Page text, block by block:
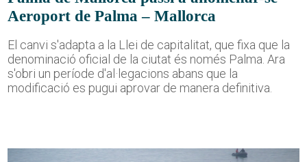
Aeroport de Palma – Mallorca
El canvi s'adapta a la Llei de capitalitat, que fixa que la
denominació oficial de la ciutat és només Palma. Ara
s'obri un període d'al·legacions abans que la
modificació es pugui aprovar de manera definitiva.